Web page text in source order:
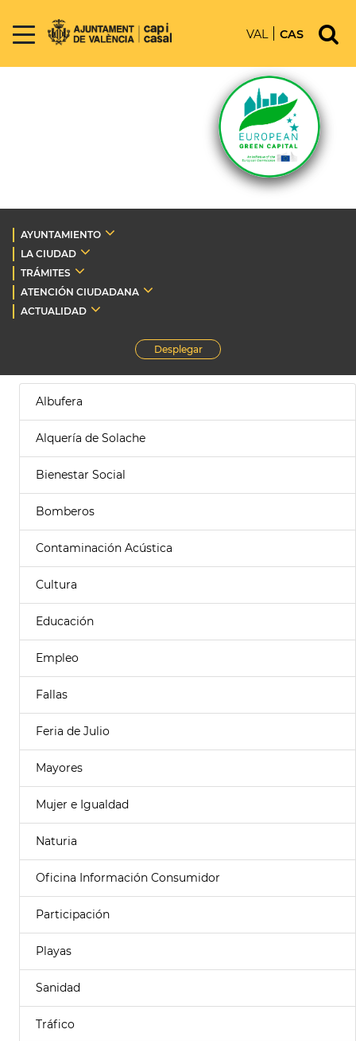
VAL CAS
AYUNTAMIENTO
LA CIUDAD
TRÁMITES
ATENCIÓN CIUDADANA
ACTUALIDAD
Desplegar
Albufera
Alquería de Solache
Bienestar Social
Bomberos
Contaminación Acústica
Cultura
Educación
Empleo
Fallas
Feria de Julio
Mayores
Mujer e Igualdad
Naturia
Oficina Información Consumidor
Participación
Playas
Sanidad
Tráfico